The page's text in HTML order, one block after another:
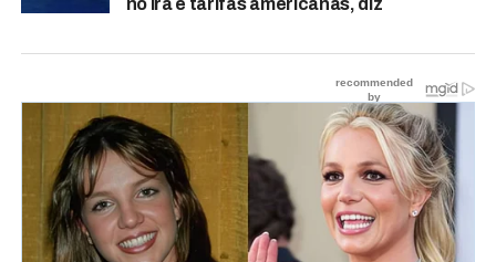
no Irã e tarifas americanas, diz